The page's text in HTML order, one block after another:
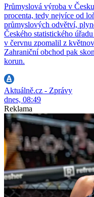
Průmyslová výroba v
procenta, tedy nejvíce od
průmyslových odvětví,
Českého statistického
v červnu zpomalil z
Zahraniční obchod pak
korun.
Aktuálně.cz - Zprávy
dnes, 08:49
Reklama